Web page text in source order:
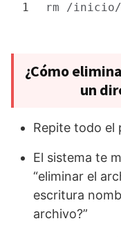
1 rm /inicio/
¿Cómo
un
Repite todo el
El sistema te
“eliminar el
escritura
archivo?”